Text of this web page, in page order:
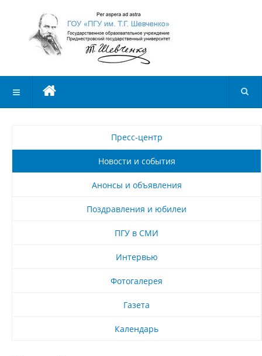
Пресс-центр
Новости и события
Анонсы и объявления
Поздравления и юбилеи
ПГУ в СМИ
Интервью
Фотогалерея
Газета
Календарь